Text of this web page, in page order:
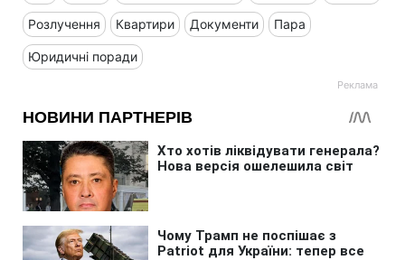
Розлучення Квартири Документи Пара
Юридичні поради